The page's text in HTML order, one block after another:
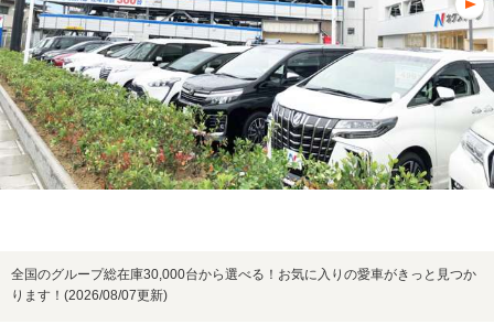
全国のグループ総在庫30,000台から選べる！お気に入りの愛車がきっと見つか
ります！(2026/08/07更新)